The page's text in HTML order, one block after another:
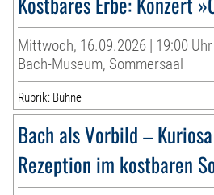
Mittwoch, 16.09.2026 | 19:00 Uhr
Bach-Museum, Sommersaal
Rubrik: Bühne
Bach als Vorbild –
Rezeption im kostbaren